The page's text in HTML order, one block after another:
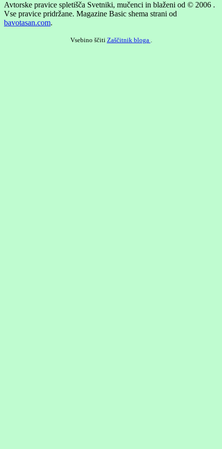
Avtorske pravice spletišča Svetniki, mučenci in blaženi od © 2006 .
Vse pravice pridržane. Magazine Basic shema strani od
bavotasan.com.
Vsebino ščiti Zaščitnik bloga .